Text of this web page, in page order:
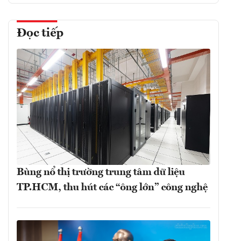
Đọc tiếp
Bùng nổ thị trường trung tâm dữ liệu
TP.HCM, thu hút các “ông lớn” công nghệ